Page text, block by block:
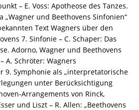
– E. Voss: Apotheose des Tanzes.
„Wagner und Beethovens Sinfonien“
Text Wagners über den
7. Sinfonie – C. Schaper: Das
Adorno, Wagner und Beethovens
A. Schröter: Wagners
9. Symphonie als „interpretatorische
unter Berücksichtigung
Arrangements von Rinck,
und Liszt – R. Allen: „Beethovens